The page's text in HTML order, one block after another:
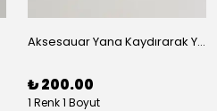
Aksesauar Yana Kaydırarak Yanmalı Kum Siyah Çakmak
₺ 200.00
1 Renk 1 Boyut